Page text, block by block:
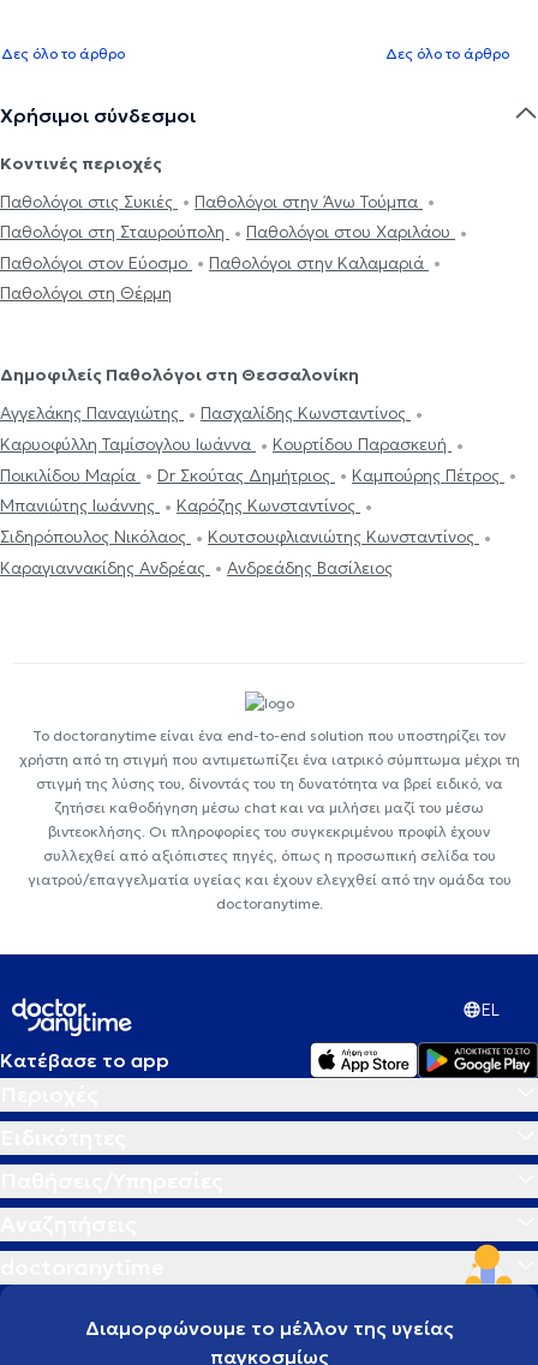
Δες όλο το άρθρο Δες όλο το άρθρο
Χρήσιμοι σύνδεσμοι
Κοντινές περιοχές
Παθολόγοι στις Συκιές
Παθολόγοι στην Άνω Τούμπα
Παθολόγοι στη Σταυρούπολη
Παθολόγοι στου Χαριλάου
Παθολόγοι στον Εύοσμο
Παθολόγοι στην Καλαμαριά
Παθολόγοι στη Θέρμη
Δημοφιλείς Παθολόγοι στη Θεσσαλονίκη
Αγγελάκης Παναγιώτης
Πασχαλίδης Κωνσταντίνος
Καρυοφύλλη Ταμίσογλου Ιωάννα
Κουρτίδου Παρασκευή
Ποικιλίδου Μαρία
Dr Σκούτας Δημήτριος
Καμπούρης Πέτρος
Μπανιώτης Ιωάννης
Καρόζης Κωνσταντίνος
Σιδηρόπουλος Νικόλαος
Κουτσουφλιανιώτης Κωνσταντίνος
Καραγιαννακίδης Ανδρέας
Ανδρεάδης Βασίλειος
Το doctoranytime είναι ένα end-to-end solution που υποστηρίζει τον
χρήστη από τη στιγμή που αντιμετωπίζει ένα ιατρικό σύμπτωμα μέχρι τη
στιγμή της λύσης του, δίνοντάς του τη δυνατότητα να βρεί ειδικό, να
ζητήσει καθοδήγηση μέσω chat και να μιλήσει μαζί του μέσω
βιντεοκλήσης. Οι πληροφορίες του συγκεκριμένου προφίλ έχουν
συλλεχθεί από αξιόπιστες πηγές, όπως η προσωπική σελίδα του
γιατρού/επαγγελματία υγείας και έχουν ελεγχθεί από την ομάδα του
doctoranytime.
EL
Κατέβασε το app
Διαμορφώνουμε το μέλλον της υγείας
παγκοσμίως